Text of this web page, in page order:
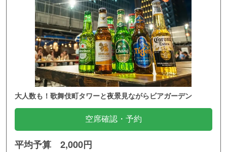
大人数も！歌舞伎町タワーと夜景見ながらビアガーデン
空席確認・予約
平均予算 2,000円